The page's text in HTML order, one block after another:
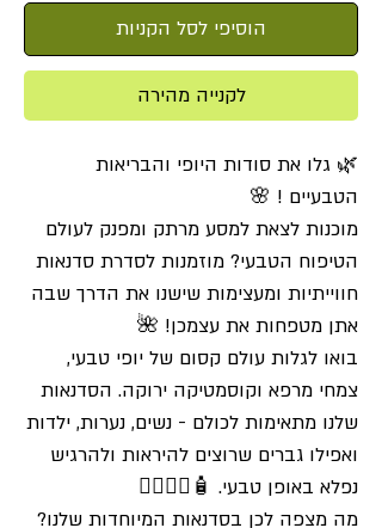
הוסיפי לסל הקניות
לקנייה מהירה
🌿 גלו את סודות היופי והבריאות
הטבעיים ! 🌸
מוכנות לצאת למסע מרתק ומפנק לעולם
הטיפוח הטבעי? מוזמנות לסדרת סדנאות
חווייתיות ומעצימות שישנו את הדרך שבה
אתן מטפחות את עצמכן! 🌺
בואו לגלות עולם קסום של יופי טבעי,
צמחי מרפא וקוסמטיקה ירוקה. הסדנאות
שלנו מתאימות לכולם - נשים, נערות, ילדות
ואפילו גברים שרוצים להיראות ולהרגיש
נפלא באופן טבעי. 🧴💆‍♀️💆‍♂️
מה מצפה לכן בסדנאות המיוחדות שלנו?